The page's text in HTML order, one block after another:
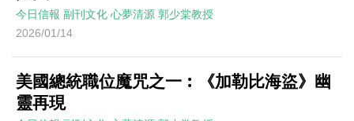
今日信報 副刊文化 心夢清源 郭少棠教授
2026/01/14
美國總統職位魔咒之一︰《加勒比海盜》幽
靈再現